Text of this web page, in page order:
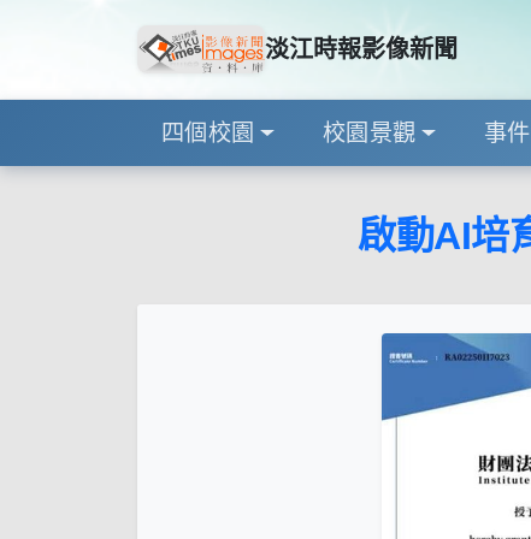
淡江時報影像新聞
四個校園 校園景觀 事件
啟動AI培